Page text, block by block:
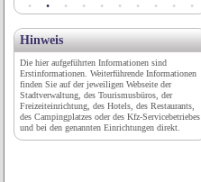
Hinweis
Die hier aufgeführten Informationen sind
Erstinformationen. Weiterführende Informationen
finden Sie auf der jeweiligen Webseite der
Stadtverwaltung, des Tourismusbüros, der
Freizeiteinrichtung, des Hotels, des Restaurants,
des Campingplatzes oder des Kfz-Servicebetriebes
und bei den genannten Einrichtungen direkt.